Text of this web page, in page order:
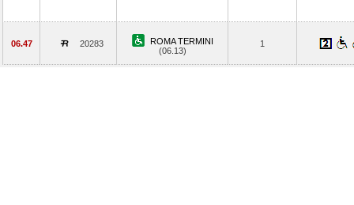
06.47 20283
ROMA TERMINI
(06.13)
1